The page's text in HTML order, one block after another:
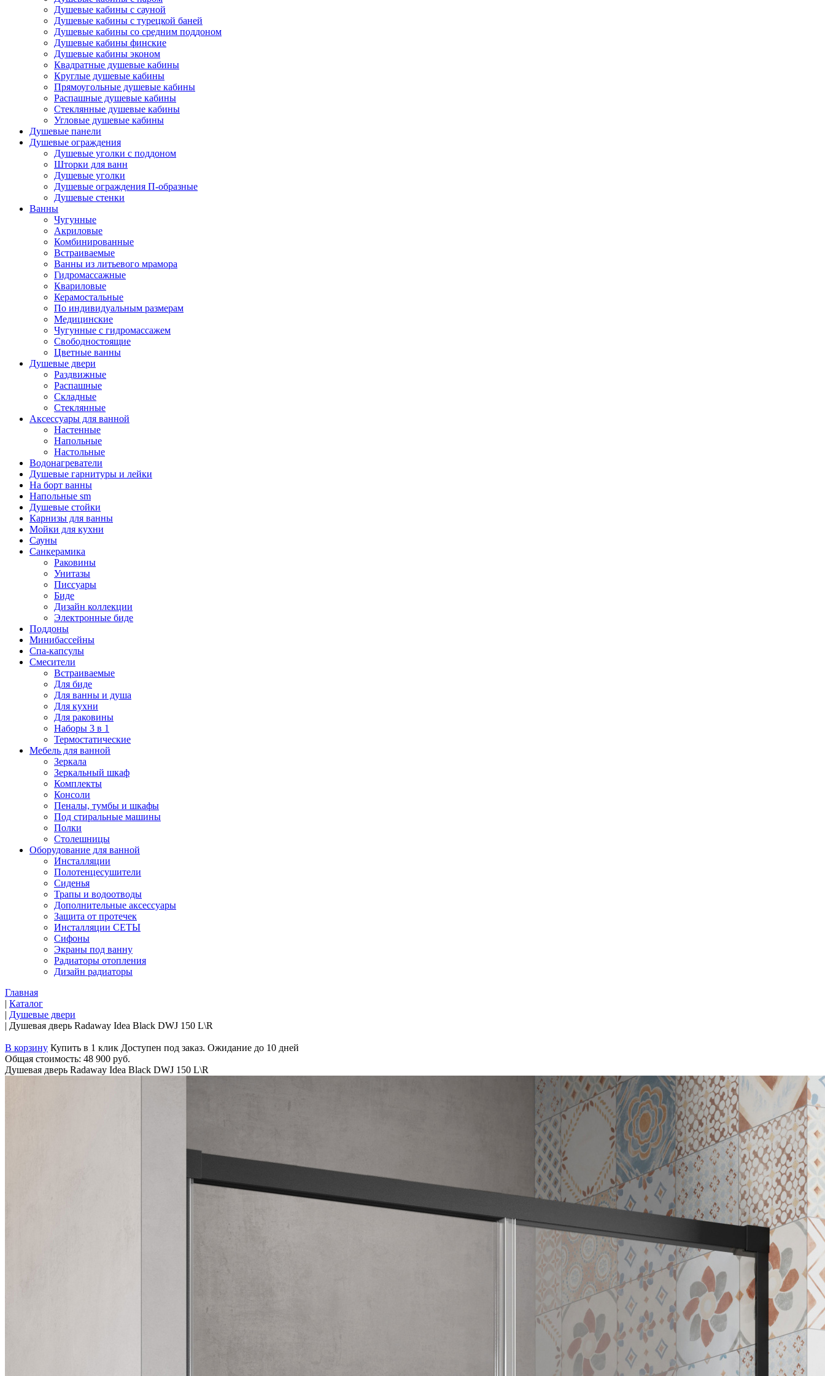
Душевые кабины с сауной
Душевые кабины с турецкой баней
Душевые кабины со средним поддоном
Душевые кабины финские
Душевые кабины эконом
Квадратные душевые кабины
Круглые душевые кабины
Прямоугольные душевые кабины
Распашные душевые кабины
Стеклянные душевые кабины
Угловые душевые кабины
Душевые панели
Душевые ограждения
Душевые уголки с поддоном
Шторки для ванн
Душевые уголки
Душевые ограждения П-образные
Душевые стенки
Ванны
Чугунные
Акриловые
Комбинированные
Встраиваемые
Ванны из литьевого мрамора
Гидромассажные
Квариловые
Керамостальные
По индивидуальным размерам
Медицинские
Чугунные с гидромассажем
Свободностоящие
Цветные ванны
Душевые двери
Раздвижные
Распашные
Складные
Стеклянные
Аксессуары для ванной
Настенные
Напольные
Настольные
Водонагреватели
Душевые гарнитуры и лейки
На борт ванны
Напольные sm
Душевые стойки
Карнизы для ванны
Мойки для кухни
Сауны
Санкерамика
Раковины
Унитазы
Писсуары
Биде
Дизайн коллекции
Электронные биде
Поддоны
Минибассейны
Спа-капсулы
Смесители
Встраиваемые
Для биде
Для ванны и душа
Для кухни
Для раковины
Наборы 3 в 1
Термостатические
Мебель для ванной
Зеркала
Зеркальный шкаф
Комплекты
Консоли
Пеналы, тумбы и шкафы
Под стиральные машины
Полки
Столешницы
Оборудование для ванной
Инсталляции
Полотенцесушители
Сиденья
Трапы и водоотводы
Дополнительные аксессуары
Защита от протечек
Инсталляции СЕТЫ
Сифоны
Экраны под ванну
Радиаторы отопления
Дизайн радиаторы
Главная
| Каталог
| Душевые двери
| Душевая дверь Radaway Idea Black DWJ 150 L\R
В корзину Купить в 1 клик Доступен под заказ. Ожидание до 10 дней
Общая стоимость: 48 900 руб.
Душевая дверь Radaway Idea Black DWJ 150 L\R